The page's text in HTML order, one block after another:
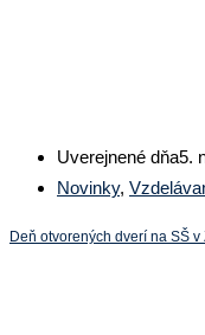
Uverejnené dňa5.
Novinky,
Deň otvorených dverí na SŠ